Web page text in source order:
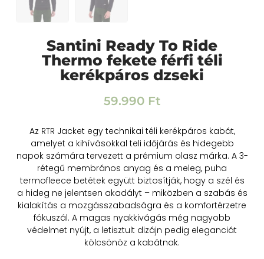
Santini Ready To Ride
Thermo fekete férfi téli
kerékpáros dzseki
59.990 Ft
Az RTR Jacket egy technikai téli kerékpáros kabát,
amelyet a kihívásokkal teli időjárás és hidegebb
napok számára tervezett a prémium olasz márka. A 3-
rétegű membrános anyag és a meleg, puha
termofleece betétek együtt biztosítják, hogy a szél és
a hideg ne jelentsen akadályt – miközben a szabás és
kialakítás a mozgásszabadságra és a komfortérzetre
fókuszál. A magas nyakkivágás még nagyobb
védelmet nyújt, a letisztult dizájn pedig eleganciát
kölcsönöz a kabátnak.